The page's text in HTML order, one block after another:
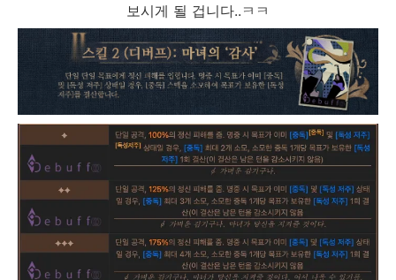
보시게 될 겁니다..ㅋㅋ